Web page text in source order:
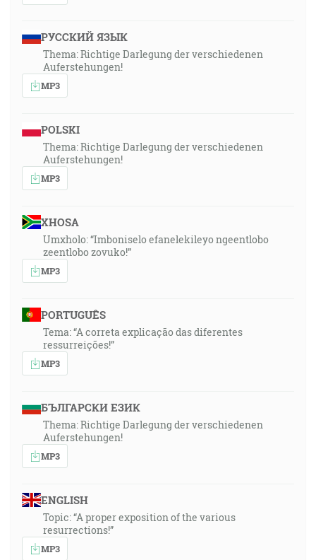
РУССКИЙ ЯЗЫК
Thema: Richtige Darlegung der verschiedenen
Auferstehungen!
MP3
POLSKI
Thema: Richtige Darlegung der verschiedenen
Auferstehungen!
MP3
XHOSA
Umxholo: “Imboniselo efanelekileyo ngeentlobo
zeentlobo zovuko!”
MP3
PORTUGUÊS
Tema: “A correta explicação das diferentes
ressurreições!”
MP3
БЪЛГАРСКИ ЕЗИК
Thema: Richtige Darlegung der verschiedenen
Auferstehungen!
MP3
ENGLISH
Topic: “A proper exposition of the various
resurrections!”
MP3